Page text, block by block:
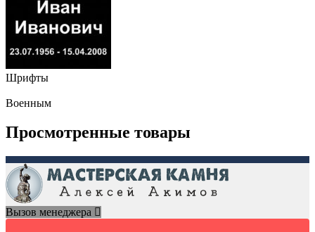
Шрифты
Военным
Просмотренные товары
Вызов менеджера